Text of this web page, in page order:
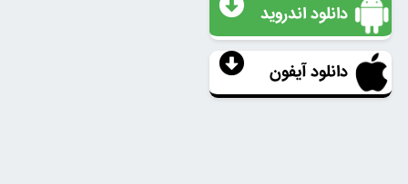
دانلود اندروید
دانلود آیفون